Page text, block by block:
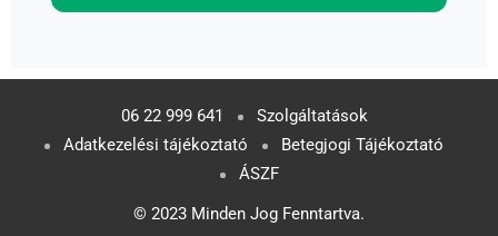
06 22 999 641
Szolgáltatások
Adatkezelési tájékoztató
Betegjogi Tájékoztató
ÁSZF
© 2023 Minden Jog Fenntartva.